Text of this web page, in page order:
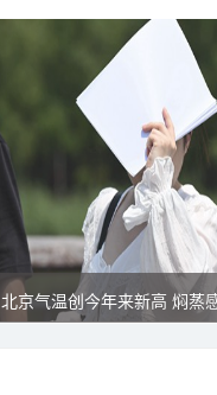
北京气温创今年来新高 焖蒸